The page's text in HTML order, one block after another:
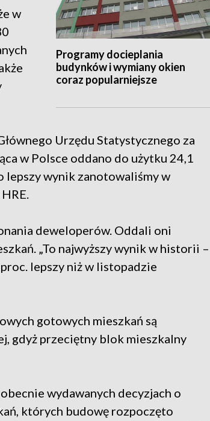
Programy docieplania
budynków i wymiany okien
coraz popularniejsze
w
Urzędu Statystycznego za
w Polsce oddano do użytku 24,1
lepszy wynik zanotowaliśmy w
deweloperów. Oddali oni
„To najwyższy wynik w historii –
lepszy niż w listopadzie
gotowych mieszkań są
gdyż przeciętny blok mieszkalny
wydawanych decyzjach o
których budowę rozpoczęto